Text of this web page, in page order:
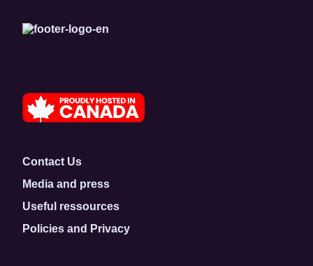
Contact Us
Media and press
Useful ressources
Policies and Privacy